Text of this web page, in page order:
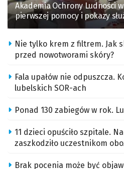
Akademia Ochrony Ludności
pierwszej pomocy i pokazy
Nie tylko krem z filtrem. Jak
przed nowotworami skóry?
Fala upałów nie odpuszcza.
lubelskich SOR-ach
Ponad 130 zabiegów w rok.
11 dzieci opuściło szpitale.
zaszkodziło uczestnikom
Brak pocenia może być